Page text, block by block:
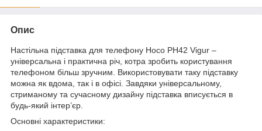
Опис
Настільна підставка для телефону Hoco PH42 Vigur –
універсальна і практична річ, котра зробить користування
телефоном більш зручним. Використовувати таку підставку
можна як вдома, так і в офісі. Завдяки універсальному,
стриманому та сучасному дизайну підставка вписується в
будь-який інтер’єр.
Основні характеристики: